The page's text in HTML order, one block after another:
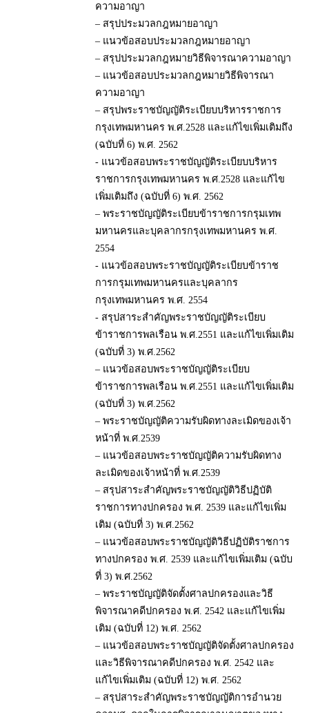
ความอาญา
– สรุปประมวลกฎหมายอาญา
– แนวข้อสอบประมวลกฎหมายอาญา
– สรุปประมวลกฎหมายวิธีพิจารณาความอาญา
– แนวข้อสอบประมวลกฎหมายวิธีพิจารณา
ความอาญา
– สรุปพระราชบัญญัติระเบียบบริหารราชการ
กรุงเทพมหานคร พ.ศ.2528 และแก้ไขเพิ่มเติมถึง
(ฉบับที่ 6) พ.ศ. 2562
- แนวข้อสอบพระราชบัญญัติระเบียบบริหาร
ราชการกรุงเทพมหานคร พ.ศ.2528 และแก้ไข
เพิ่มเติมถึง (ฉบับที่ 6) พ.ศ. 2562
– พระราชบัญญัติระเบียบข้าราชการกรุมเทพ
มหานครและบุคลากรกรุงเทพมหานคร พ.ศ.
2554
- แนวข้อสอบพระราชบัญญัติระเบียบข้าราช
การกรุมเทพมหานครและบุคลากร
กรุงเทพมหานคร พ.ศ. 2554
- สรุปสาระสำคัญพระราชบัญญัติระเบียบ
ข้าราชการพลเรือน พ.ศ.2551 และแก้ไขเพิ่มเติม
(ฉบับที่ 3) พ.ศ.2562
– แนวข้อสอบพระราชบัญญัติระเบียบ
ข้าราชการพลเรือน พ.ศ.2551 และแก้ไขเพิ่มเติม
(ฉบับที่ 3) พ.ศ.2562
– พระราชบัญญัติความรับผิดทางละเมิดของเจ้า
หน้าที่ พ.ศ.2539
– แนวข้อสอบพระราชบัญญัติความรับผิดทาง
ละเมิดของเจ้าหน้าที่ พ.ศ.2539
– สรุปสาระสำคัญพระราชบัญญัติวิธีปฏิบัติ
ราชการทางปกครอง พ.ศ. 2539 และแก้ไขเพิ่ม
เติม (ฉบับที่ 3) พ.ศ.2562
– แนวข้อสอบพระราชบัญญัติวิธีปฏิบัติราชการ
ทางปกครอง พ.ศ. 2539 และแก้ไขเพิ่มเติม (ฉบับ
ที่ 3) พ.ศ.2562
– พระราชบัญญัติจัดตั้งศาลปกครองและวิธี
พิจารณาคดีปกครอง พ.ศ. 2542 และแก้ไขเพิ่ม
เติม (ฉบับที่ 12) พ.ศ. 2562
– แนวข้อสอบพระราชบัญญัติจัดตั้งศาลปกครอง
และวิธีพิจารณาคดีปกครอง พ.ศ. 2542 และ
แก้ไขเพิ่มเติม (ฉบับที่ 12) พ.ศ. 2562
– สรุปสาระสำคัญพระราชบัญญัติการอำนวย